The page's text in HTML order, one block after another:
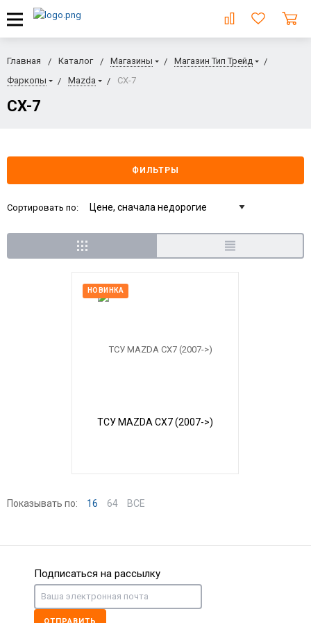
Главная Каталог Магазины
Магазин Тип Трейд
Фаркопы
Mazda CX-7
CX-7
ФИЛЬТРЫ
Сортировать по:
НОВИНКА
ТСУ MAZDA CX7 (2007->)
Показывать по: 16 64 ВСЕ
Подписаться на рассылку